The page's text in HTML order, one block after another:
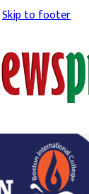
Skip to footer